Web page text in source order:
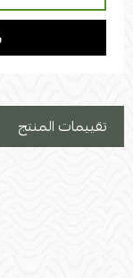
تقييمات المنتج